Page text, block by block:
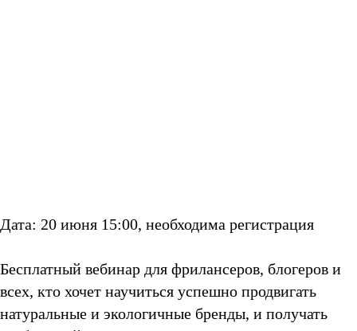
Дата: 20 июня 15:00, необходима регистрация
Бесплатный вебинар для фрилансеров, блогеров и
всех, кто хочет научиться успешно продвигать
натуральные и экологичные бренды, и получать